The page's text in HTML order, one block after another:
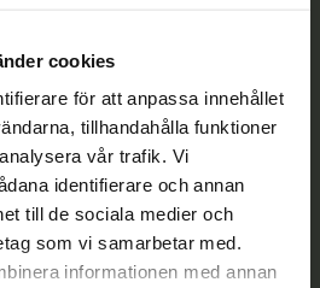
cookies
för att anpassa innehållet
tillhandahålla funktioner
vår trafik. Vi
identifierare och annan
till de sociala medier och
som vi samarbetar med.
informationen med annan